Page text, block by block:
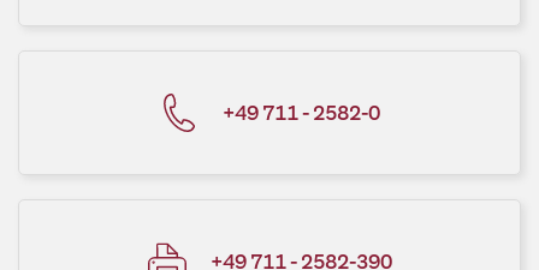
+49 711 - 2582-0
+49 711 - 2582-390